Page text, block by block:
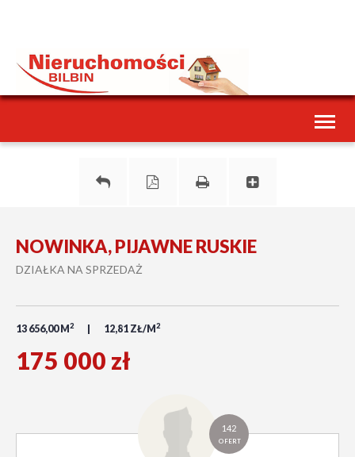
NOWINKA, PIJAWNE RUSKIE
DZIAŁKA NA SPRZEDAŻ
13 656,00 M 2 12,81 ZŁ/M 2
175 000 zł
142
OFERT